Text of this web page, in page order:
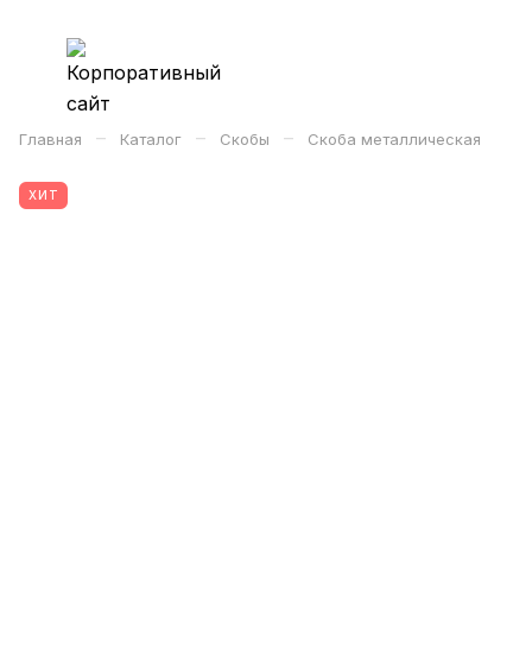
Главная – Каталог – Скобы – Скоба металлическая
ХИТ